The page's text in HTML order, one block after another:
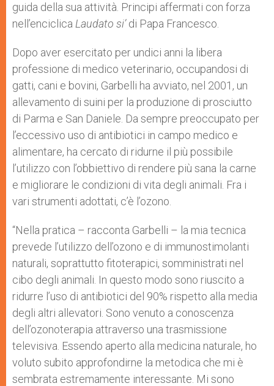
guida della sua attività. Principi affermati con forza
nell’enciclica Laudato si’di Papa Francesco.
Dopo aver esercitato per undici anni la libera
professione di medico veterinario, occupandosi di
gatti, cani e bovini, Garbelli ha avviato, nel 2001, un
allevamento di suini per la produzione di prosciutto
di Parma e San Daniele. Da sempre preoccupato per
l’eccessivo uso di antibiotici in campo medico e
alimentare, ha cercato di ridurne il più possibile
l’utilizzo con l’obbiettivo di rendere più sana la carne
e migliorare le condizioni di vita degli animali. Fra i
vari strumenti adottati, c’è l’ozono.
“Nella pratica – racconta Garbelli – la mia tecnica
prevede l’utilizzo dell’ozono e di immunostimolanti
naturali, soprattutto fitoterapici, somministrati nel
cibo degli animali. In questo modo sono riuscito a
ridurre l’uso di antibiotici del 90% rispetto alla media
degli altri allevatori. Sono venuto a conoscenza
dell’ozonoterapia attraverso una trasmissione
televisiva. Essendo aperto alla medicina naturale, ho
voluto subito approfondirne la metodica che mi è
sembrata estremamente interessante. Mi sono